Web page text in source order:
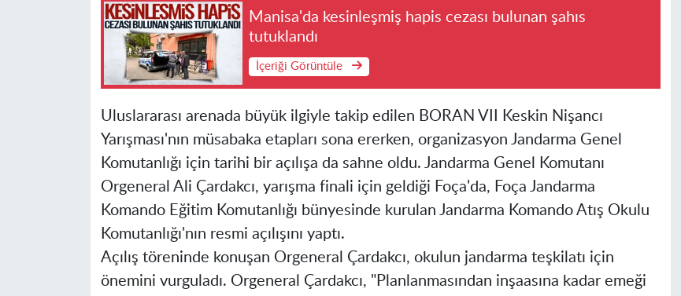
Manisa'da kesinleşmiş hapis cezası bulunan şahıs
tutuklandı
İçeriği Görüntüle
Uluslararası arenada büyük ilgiyle takip edilen BORAN VII Keskin Nişancı
Yarışması'nın müsabaka etapları sona ererken, organizasyon Jandarma Genel
Komutanlığı için tarihi bir açılışa da sahne oldu. Jandarma Genel Komutanı
Orgeneral Ali Çardakcı, yarışma finali için geldiği Foça'da, Foça Jandarma
Komando Eğitim Komutanlığı bünyesinde kurulan Jandarma Komando Atış Okulu
Komutanlığı'nın resmi açılışını yaptı.
Açılış töreninde konuşan Orgeneral Çardakcı, okulun jandarma teşkilatı için
önemini vurguladı. Orgeneral Çardakcı, "Planlanmasından inşaasına kadar emeği